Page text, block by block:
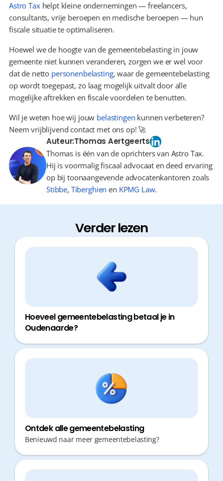
Astro Tax helpt kleine ondernemingen — freelancers,
consultants, vrije beroepen en medische beroepen — hun
fiscale situatie te optimaliseren.
Hoewel we de hoogte van de gemeentebelasting in jouw
gemeente niet kunnen veranderen, zorgen we er wel voor
dat de netto personenbelasting, waar de gemeentebelasting
op wordt toegepast, zo laag mogelijk uitvalt door alle
mogelijke aftrekken en fiscale voordelen te benutten.
Wil je weten hoe wij jouw belastingen kunnen verbeteren?
Neem vrijblijvend contact met ons op! 🚀
Auteur:Thomas Aertgeerts
Thomas is één van de oprichters van Astro Tax.
Hij is voormalig fiscaal advocaat en deed ervaring
op bij toonaangevende advocatenkantoren zoals
Stibbe, Tiberghien en KPMG Law.
Verder lezen
Hoeveel gemeentebelasting betaal je in
Oudenaarde?
Ontdek alle gemeentebelasting
Benieuwd naar meer gemeentebelasting?